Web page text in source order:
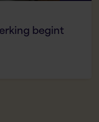
begint